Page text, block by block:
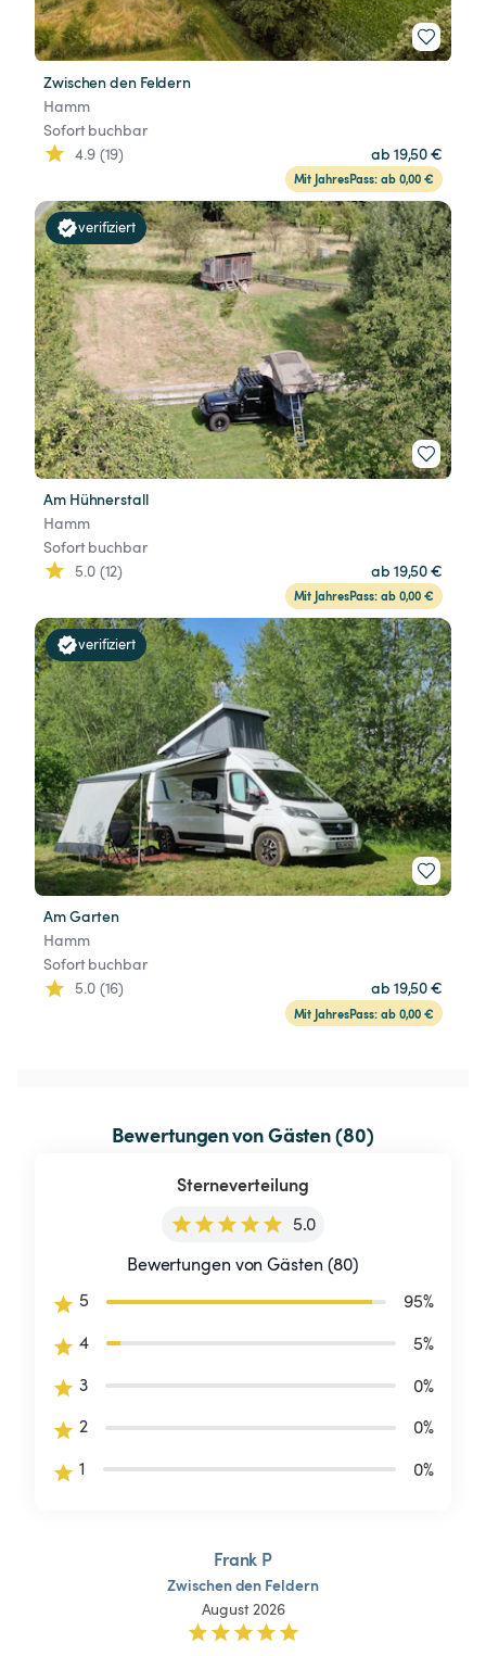
Zwischen den Feldern
Hamm
Sofort buchbar
4.9 (19)
ab 19,50 €
Mit JahresPass: ab 0,00 €
verifiziert
Am Hühnerstall
Hamm
Sofort buchbar
5.0 (12)
ab 19,50 €
Mit JahresPass: ab 0,00 €
verifiziert
Am Garten
Hamm
Sofort buchbar
5.0 (16)
ab 19,50 €
Mit JahresPass: ab 0,00 €
Bewertungen von Gästen (80)
Sterneverteilung
5.0
Bewertungen von Gästen (80)
5
95%
4
5%
3
0%
2
0%
1
0%
Frank P
Zwischenden Feldern
August 2026